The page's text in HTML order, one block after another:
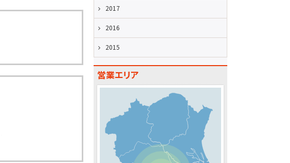
2017
2016
2015
営業エリア